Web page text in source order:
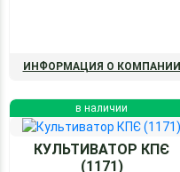
ИНФОРМАЦИЯ О КОМПАНИИ
в наличии
КУЛЬТИВАТОР КПЄ
(1171)